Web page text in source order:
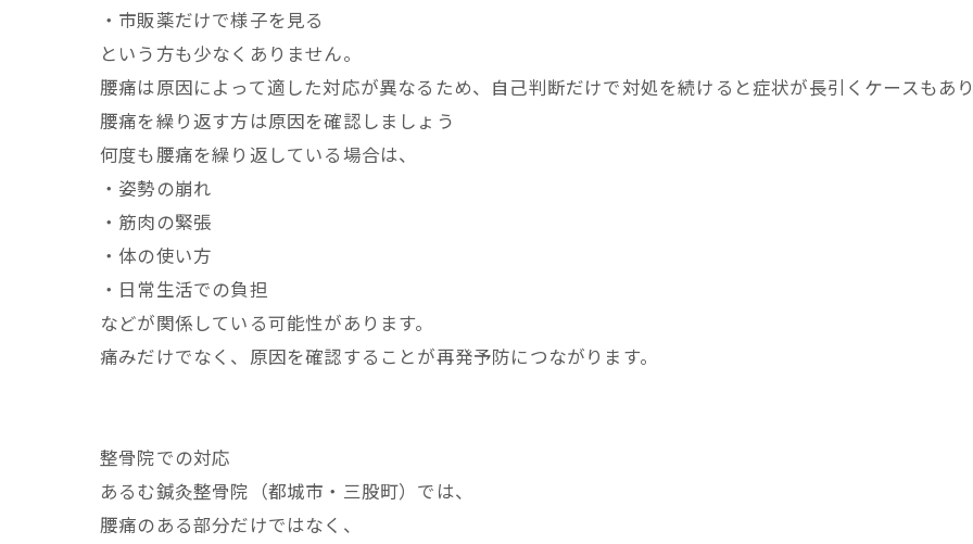
・市販薬だけで様子を見る
という方も少なくありません。
腰痛は原因によって適した対応が異なるため、自己判断だけで対処を続けると症状が長引くケースもあ
腰痛を繰り返す方は原因を確認しましょう
何度も腰痛を繰り返している場合は、
・姿勢の崩れ
・筋肉の緊張
・体の使い方
・日常生活での負担
などが関係している可能性があります。
痛みだけでなく、原因を確認することが再発予防につながります。
整骨院での対応
あるむ鍼灸整骨院（都城市・三股町）では、
腰痛のある部分だけではなく、